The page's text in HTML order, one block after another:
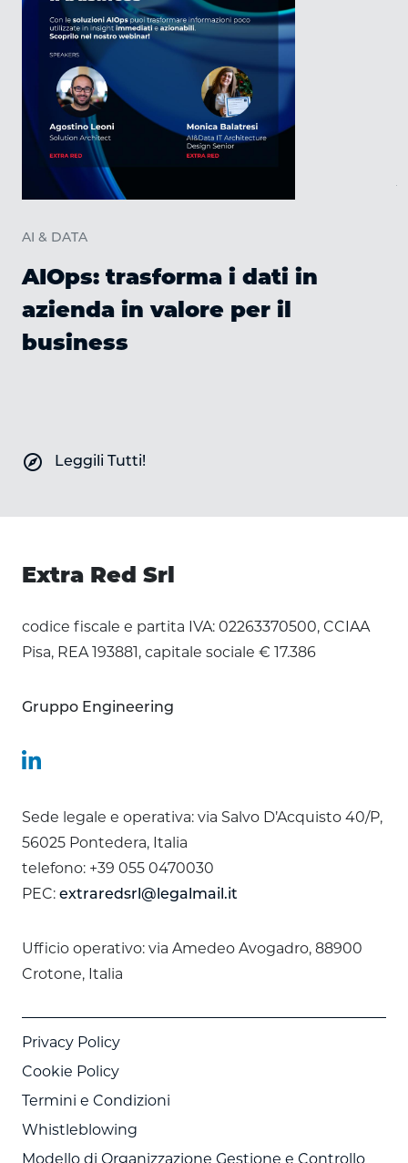
AI & DATA
AIOps: trasforma i dati in
azienda in valore per il
business
explore Leggili Tutti!
Extra Red Srl
codice fiscale e partita IVA: 02263370500, CCIAA
Pisa, REA 193881, capitale sociale € 17.386
Gruppo Engineering
Sede legale e operativa: via Salvo D’Acquisto 40/P,
56025 Pontedera, Italia
telefono: +39 055 0470030
PEC: extraredsrl@legalmail.it
Ufficio operativo: via Amedeo Avogadro, 88900
Crotone, Italia
Privacy Policy
Cookie Policy
Termini e Condizioni
Whistleblowing